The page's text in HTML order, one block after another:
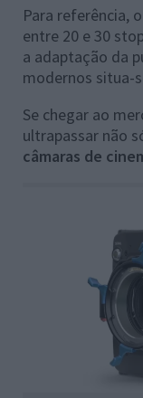
Para referência,
entre 20 e 30
a adaptação da
modernos situa-
Se chegar ao
ultrapassar não
câmaras de